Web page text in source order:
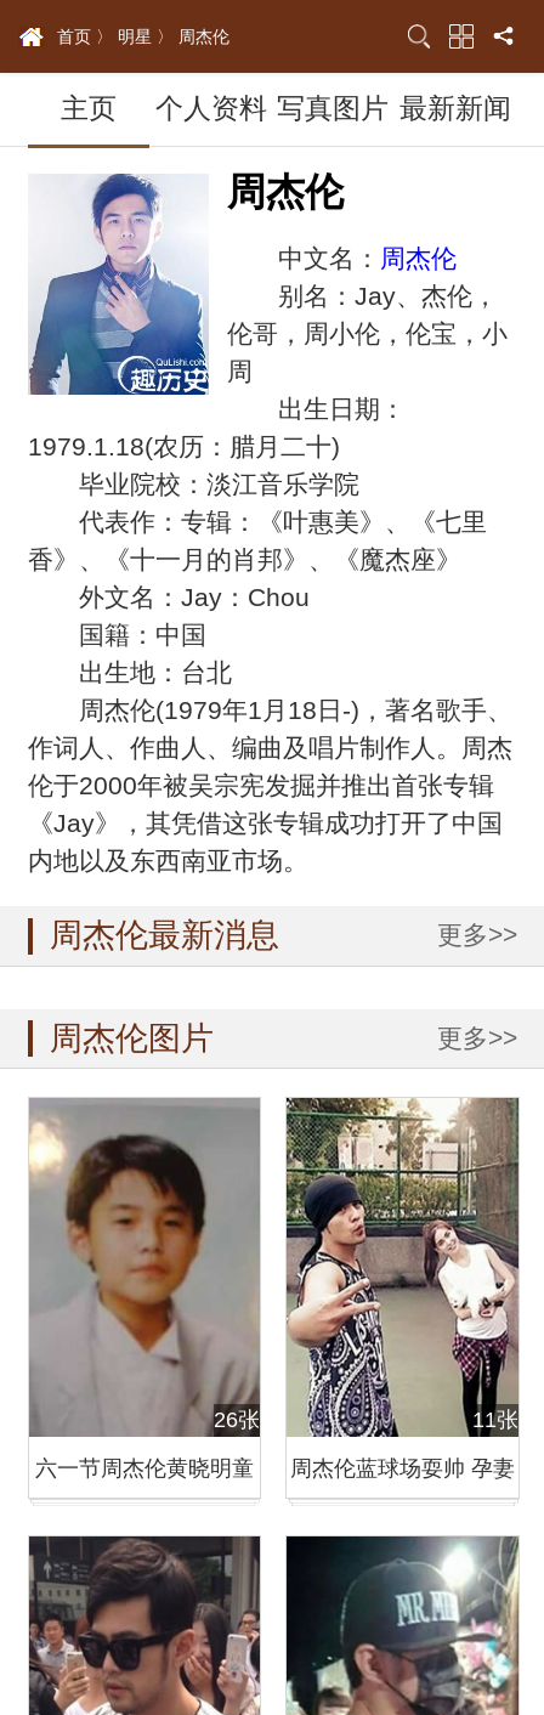
首页 〉 明星 〉 周杰伦
主页 个人资料 写真图片 最新新闻
周杰伦
中文名： 周杰伦
别名：Jay、杰伦，
伦哥，周小伦，伦宝，小
周
出生日期：
1979.1.18(农历：腊月二十)
毕业院校：淡江音乐学院
代表作：专辑：《叶惠美》、《七里
香》、《十一月的肖邦》、《魔杰座》
外文名：Jay：Chou
国籍：中国
出生地：台北
周杰伦(1979年1月18日-)，著名歌手、
作词人、作曲人、编曲及唱片制作人。周杰
伦于2000年被吴宗宪发掘并推出首张专辑
《Jay》，其凭借这张专辑成功打开了中国
内地以及东西南亚市场。
周杰伦最新消息 更多>>
周杰伦图片 更多>>
26张
六一节周杰伦黄晓明童
11张
周杰伦蓝球场耍帅 孕妻